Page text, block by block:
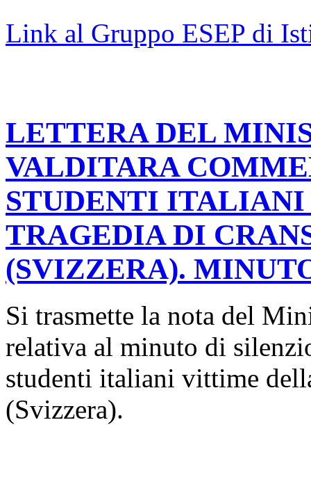
Link al Gruppo ESEP di
LETTERA DEL
VALDITARA
STUDENTI
TRAGEDIA DI
(SVIZZERA).
Si trasmette la nota del
relativa al minuto di
studenti italiani vittime
(Svizzera).